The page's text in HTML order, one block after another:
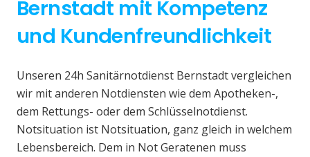
Bernstadt mit Kompetenz
und Kundenfreundlichkeit
Unseren 24h Sanitärnotdienst Bernstadt vergleichen
wir mit anderen Notdiensten wie dem Apotheken-,
dem Rettungs- oder dem Schlüsselnotdienst.
Notsituation ist Notsituation, ganz gleich in welchem
Lebensbereich. Dem in Not Geratenen muss